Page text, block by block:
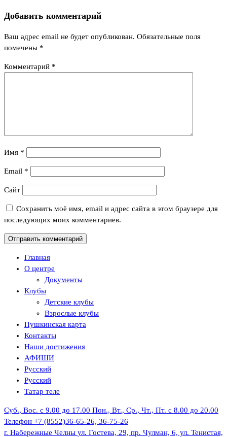
Добавить комментарий
Ваш адрес email не будет опубликован. Обязательные поля
помечены *
Комментарий *
Имя *
Email *
Сайт
Сохранить моё имя, email и адрес сайта в этом браузере для
последующих моих комментариев.
Главная
О центре
Документы
Клубы
Детские клубы
Взрослые клубы
Пушкинская карта
Контакты
Наши достижения
АФИШИ
Русский
Русский
Татар теле
Суб., Вос. с 9.00 до 17.00 Пон., Вт., Ср., Чт., Пт. с 8.00 до 20.00
Телефон +7 (8552)36-65-26, 36-75-26
г. Набережные Челны ул. Гостева, 29, пр. Чулман, 6, ул. Тенистая,